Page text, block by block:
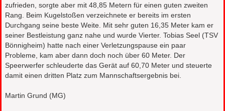
zufrieden, sorgte aber mit 48,85 Metern für einen guten zweiten
Rang. Beim Kugelstoßen verzeichnete er bereits im ersten
Durchgang seine beste Weite. Mit sehr guten 16,35 Meter kam er
seiner Bestleistung ganz nahe und wurde Vierter. Tobias Seel (TSV
Bönnigheim) hatte nach einer Verletzungspause ein paar
Probleme, kam aber dann doch noch über 60 Meter. Der
Speerwerfer schleuderte das Gerät auf 60,70 Meter und steuerte
damit einen dritten Platz zum Mannschaftsergebnis bei.
Martin Grund (MG)